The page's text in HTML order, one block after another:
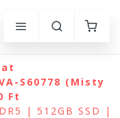
S60778 (Misty
Ft
| 512GB SSD |